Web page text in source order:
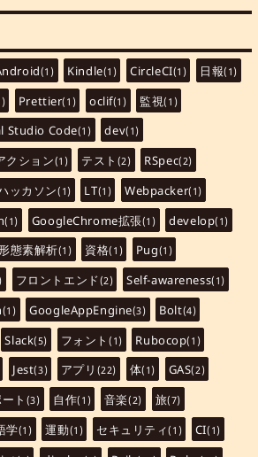
(1) Kindle(1) CircleCI(1) 日報(1)
Prettier(1) oclif(1) 監視(1)
Studio Code(1) dev(1)
クション(1) テスト (2) RSpec(2)
ッカソン(1) LT(1) Webpacker(1)
(1) GoogleChrome拡張(1) develop(1)
態素解析(1) 資格(1) Pug(1)
フロントエンド(2) Self-awareness(1)
(1) GoogleAppEngine(3) Bolt(4)
Slack(5) フォント(1) Rubocop(1)
Jest(3) アプリ (22) 体(1) GAS(2)
ト (3) 自作(1) 音楽(2) 旅(7)
学(1) 運動(1) セキュリティ(1) CI(1)